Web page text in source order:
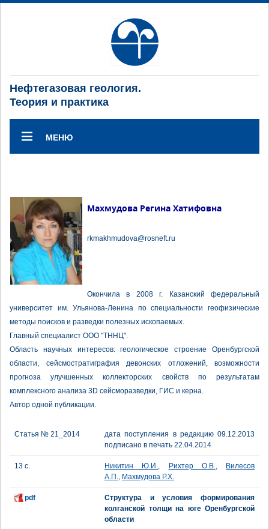
Нефтегазовая геология.
Теория и практика
МЕНЮ
Махмудова Регина Хатифовна
rkmakhmudova@rosneft.ru
Окончила в 2008 г. Казанский федеральный
университет им. Ульянова-Ленина по специальности геофизические
методы поисков и разведки полезных ископаемых.
Главный специалист ООО "ТННЦ".
Область научных интересов: геологическое строение Оренбургской
области, сейсмостратиграфия девонских отложений, возможности
прогноза улучшенных коллекторских свойств по результатам
комплексного анализа 3D сейсморазведки, ГИС и керна.
Автор одной публикации.
Статья № 21_2014
дата поступления в редакцию 09.12.2013
подписано в печать 22.04.2014
13 с. Никитин Ю.И., Рихтер О.В.,
Вилесов
А.П., Махмудова Р.Х.
pdf
Структура и условия формирования
колганской толщи на юге Оренбургской
области